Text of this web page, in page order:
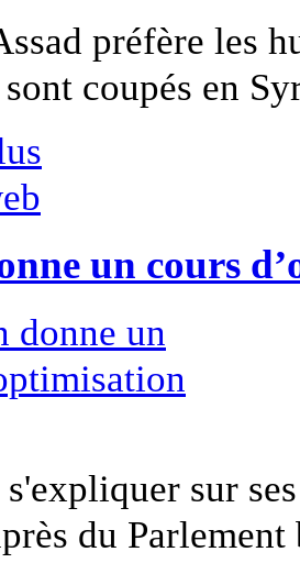
préfère les
coupés en
un cours
s'expliquer sur
du